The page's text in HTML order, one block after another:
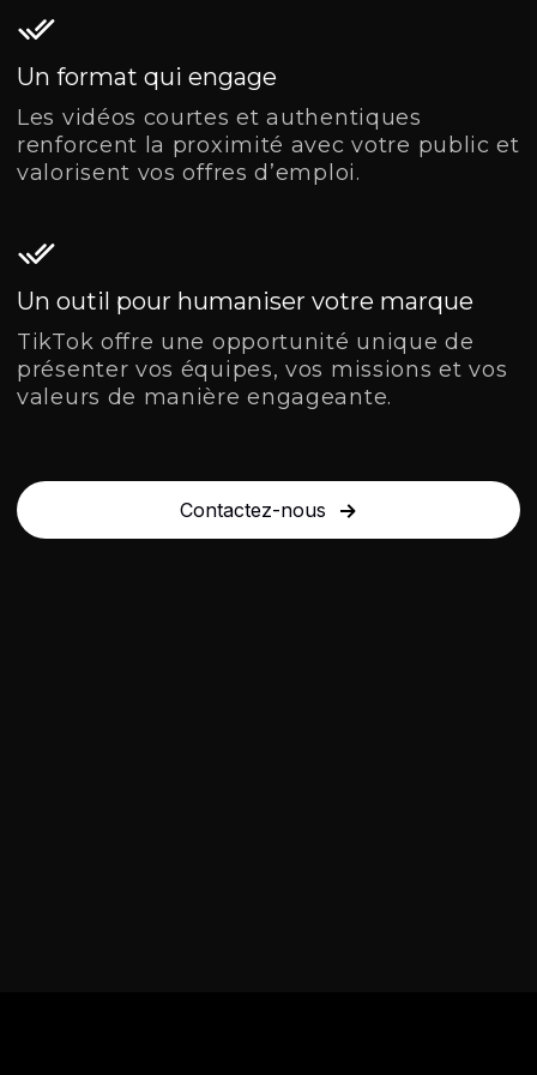
Un format qui engage
Les vidéos courtes et authentiques
renforcent la proximité avec votre public et
valorisent vos offres d’emploi.
Un outil pour humaniser votre marque
TikTok offre une opportunité unique de
présenter vos équipes, vos missions et vos
valeurs de manière engageante.
Contactez-nous